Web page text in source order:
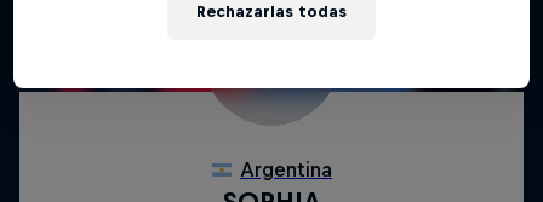
Rechazarlas todas